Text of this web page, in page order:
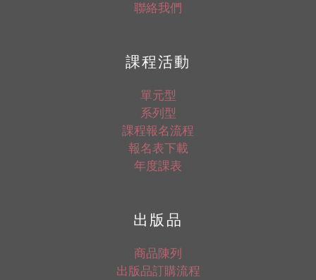
聯絡我們
課程活動
單元型
系列型
課程報名流程
報名表下載
年度課表
出版品
商品陳列
出版品訂購流程